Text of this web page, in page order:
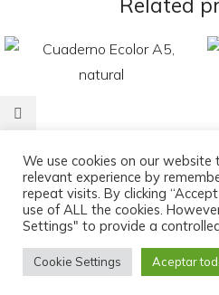
Related
Cuaderno Ecolor A5, natural
0,00€
We use cookies on our
relevant experience by
repeat visits. By clicking
use of ALL the cookies.
Settings" to provide a
Cookie Settings Aceptar